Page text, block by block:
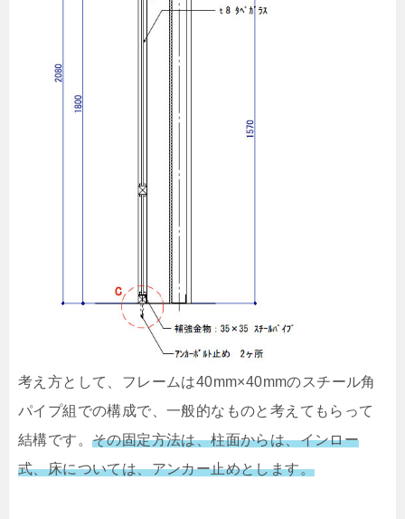
考え方として、フレームは40mm×40mmのスチール角
パイプ組での構成で、一般的なものと考えてもらって
結構です。 その固定方法は、柱面からは、インロー
式、床については、アンカー止めとします。